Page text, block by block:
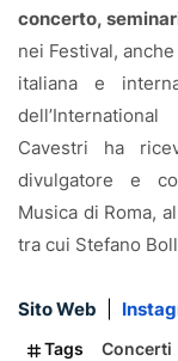
concerto,
nei Festival,
italiana e
Cavestri ha
divulgatore e
Musica di Roma,
tra cui Stefano
Sito Web
Tags Concerti